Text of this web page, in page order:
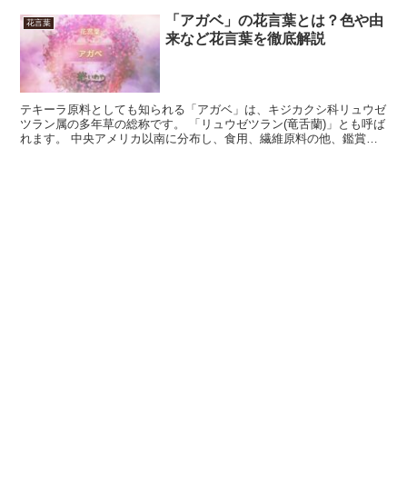
花言葉
「アガベ」の花言葉とは？色や由
来など花言葉を徹底解説
テキーラ原料としても知られる「アガベ」は、キジカクシ科リュウゼ
ツラン属の多年草の総称です。 「リュウゼツラン(竜舌蘭)」とも呼ば
れます。 中央アメリカ以南に分布し、食用、繊維原料の他、鑑賞用